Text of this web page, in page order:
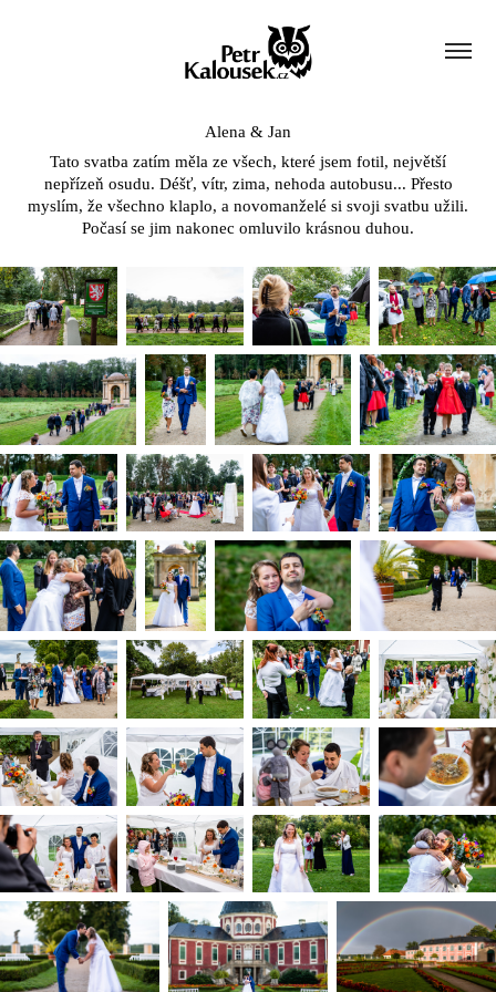
Alena & Jan
Tato svatba zatím měla ze všech, které jsem fotil, největší
nepřízeň osudu. Déšť, vítr, zima, nehoda autobusu... Přesto
myslím, že všechno klaplo, a novomanželé si svoji svatbu užili.
Počasí se jim nakonec omluvilo krásnou duhou.